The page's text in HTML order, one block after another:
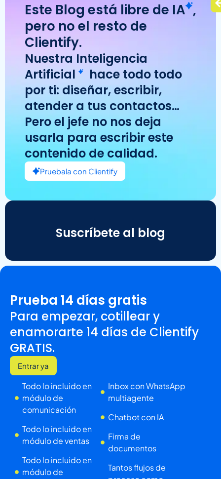
Este Blog está libre de IA ,
pero no el resto de
Clientify.
Nuestra Inteligencia
Artificial
hace todo todo
por ti: diseñar, escribir,
atender a tus contactos…
Pero el jefe no nos deja
usarla para escribir este
contenido de calidad.
Pruebala con Clientify
Suscríbete al blog
Prueba 14 días gratis
Para empezar, cotillear y
enamorarte 14 días de Clientify
GRATIS.
Entrar ya
Todo lo incluido en
módulo de
comunicación
Todo lo incluido en
módulo de ventas
Todo lo incluido en
módulo de
Inbox con WhatsApp
multiagente
Chatbot con IA
Firma de
documentos
Tantos flujos de